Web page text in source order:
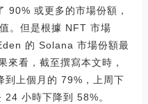
90% 或更多的市場份額，
。但是根據 NFT 市場
的 Solana 市場份額最
來看，截至撰寫本文時，
到上個月的 79%，上周下
小時下降到 58%。